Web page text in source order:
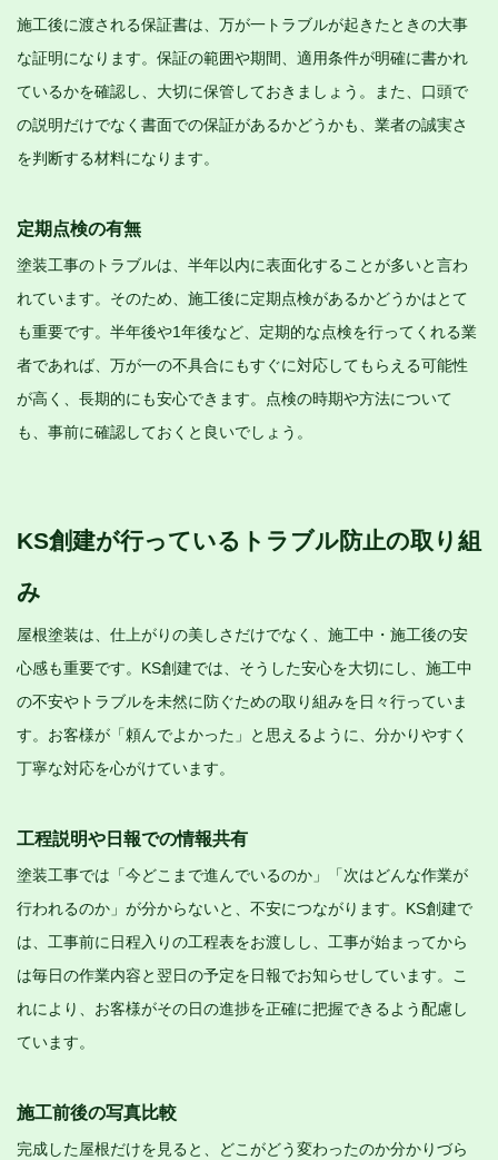
施工後に渡される保証書は、万が一トラブルが起きたときの大事
な証明になります。保証の範囲や期間、適用条件が明確に書かれ
ているかを確認し、大切に保管しておきましょう。また、口頭で
の説明だけでなく書面での保証があるかどうかも、業者の誠実さ
を判断する材料になります。
定期点検の有無
塗装工事のトラブルは、半年以内に表面化することが多いと言わ
れています。そのため、施工後に定期点検があるかどうかはとて
も重要です。半年後や1年後など、定期的な点検を行ってくれる業
者であれば、万が一の不具合にもすぐに対応してもらえる可能性
が高く、長期的にも安心できます。点検の時期や方法について
も、事前に確認しておくと良いでしょう。
KS創建が行っているトラブル防止の取り組
み
屋根塗装は、仕上がりの美しさだけでなく、施工中・施工後の安
心感も重要です。KS創建では、そうした安心を大切にし、施工中
の不安やトラブルを未然に防ぐための取り組みを日々行っていま
す。お客様が「頼んでよかった」と思えるように、分かりやすく
丁寧な対応を心がけています。
工程説明や日報での情報共有
塗装工事では「今どこまで進んでいるのか」「次はどんな作業が
行われるのか」が分からないと、不安につながります。KS創建で
は、工事前に日程入りの工程表をお渡しし、工事が始まってから
は毎日の作業内容と翌日の予定を日報でお知らせしています。こ
れにより、お客様がその日の進捗を正確に把握できるよう配慮し
ています。
施工前後の写真比較
完成した屋根だけを見ると、どこがどう変わったのか分かりづら